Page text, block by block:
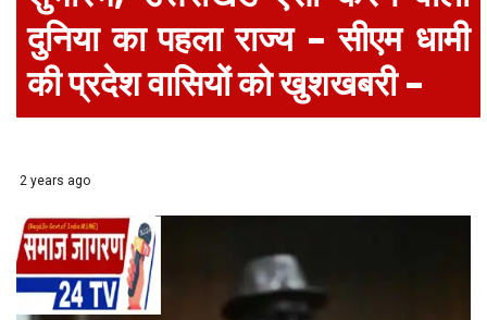
दुनिया का पहला राज्य – सीएम धामी
की प्रदेश वासियों को खुशखबरी –
2 years ago